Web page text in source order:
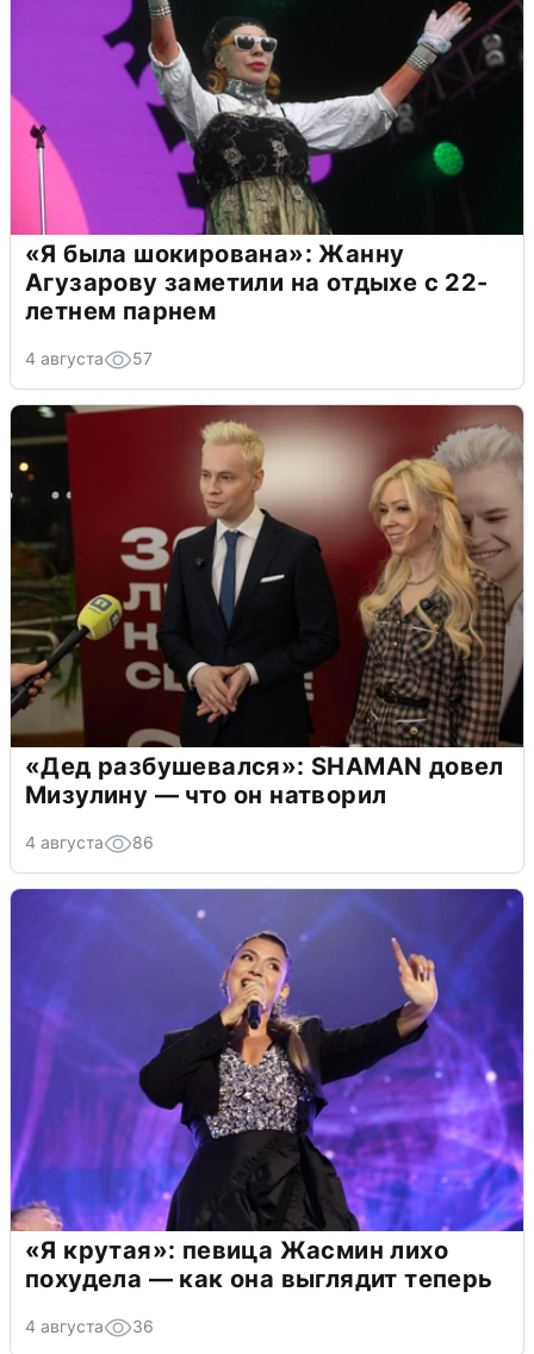
«Я была шокирована»: Жанну
Агузарову заметили на отдыхе с 22-
летнем парнем
4 августа 57
«Дед разбушевался»: SHAMAN довел
Мизулину — что он натворил
4 августа 86
«Я крутая»: певица Жасмин лихо
похудела — как она выглядит теперь
4 августа 36